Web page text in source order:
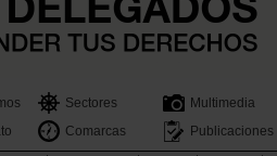
Sectores
Multimedia
Comarcas Publicaciones